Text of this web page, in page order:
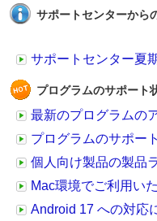
サポートセンターから
サポートセンター夏
プログラムのサポート
最新のプログラムの
プログラムのサポー
個人向け製品の製品
Mac環境でご利用い
Android 17 への対応